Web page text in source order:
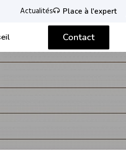
Actualités Place à l'expert
Contact